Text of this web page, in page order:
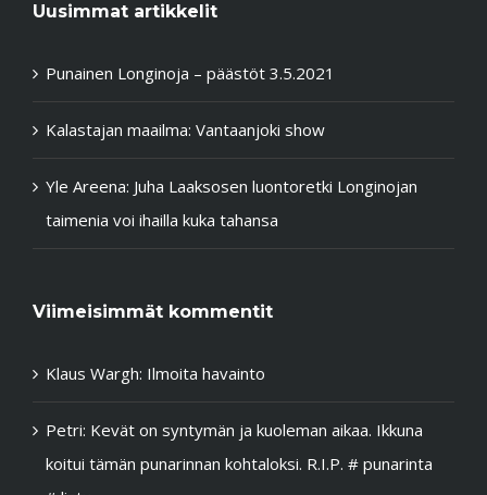
Uusimmat artikkelit
Punainen Longinoja – päästöt 3.5.2021
Kalastajan maailma: Vantaanjoki show
Yle Areena: Juha Laaksosen luontoretki Longinojan
taimenia voi ihailla kuka tahansa
Viimeisimmät kommentit
Klaus Wargh: Ilmoita havainto
Petri: Kevät on syntymän ja kuoleman aikaa. Ikkuna
koitui tämän punarinnan kohtaloksi. R.I.P. # punarinta